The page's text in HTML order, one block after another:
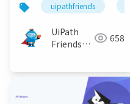
uipathfriends
UiPath
Friends
658